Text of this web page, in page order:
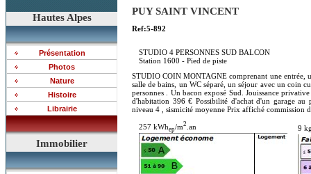
Hautes Alpes
Présentation
Photos
Nature
Histoire
Librairie
Immobilier
PUY SAINT VINCENT
Ref:5-892
STUDIO 4 PERSONNES SUD BALCON
Station 1600 - Pied de piste
STUDIO COIN MONTAGNE comprenant une entrée,
salle de bains, un WC séparé, un séjour avec un coin
personnes . Un bacon exposé Sud. Jouissance
d'habitation 396 € Possibilité d'achat d'un garage
niveau 4 , sismicité moyenne Prix affiché commission
257 kWhep/m2 .an 9